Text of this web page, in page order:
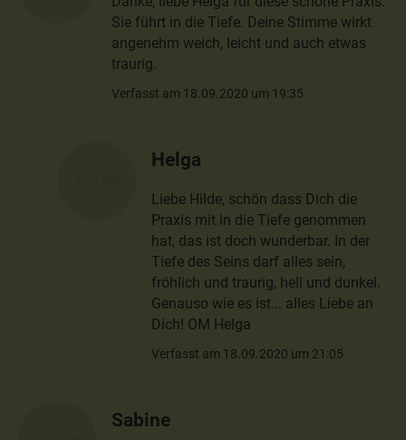
Sie führt in die Tiefe. Deine Stimme wirkt
angenehm weich, leicht und auch etwas
traurig.
Verfasst am 18.09.2020 um 19:35
Helga
Liebe Hilde, schön dass Dich die
Praxis mit in die Tiefe genommen
hat, das ist doch wunderbar. In der
Tiefe des Seins darf alles sein,
fröhlich und traurig, hell und dunkel.
Genauso wie es ist... alles Liebe an
Dich! OM Helga
Verfasst am 18.09.2020 um 21:05
Sabine